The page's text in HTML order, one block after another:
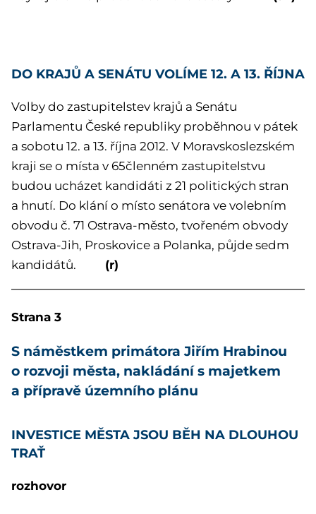
DO KRAJŮ A SENÁTU VOLÍME 12. A 13. ŘÍJNA
Volby do zastupitelstev krajů a Senátu
Parlamentu České republiky proběhnou v pátek
a sobotu 12. a 13. října 2012. V Moravskoslezském
kraji se o místa v 65členném zastupitelstvu
budou ucházet kandidáti z 21 politických stran
a hnutí. Do klání o místo senátora ve volebním
obvodu č. 71 Ostrava-město, tvořeném obvody
Ostrava-Jih, Proskovice a Polanka, půjde sedm
kandidátů.
(r)
Strana 3
S náměstkem primátora Jiřím Hrabinou
o rozvoji města, nakládání s majetkem
a přípravě územního plánu
INVESTICE MĚSTA JSOU BĚH NA DLOUHOU
TRAŤ
rozhovor